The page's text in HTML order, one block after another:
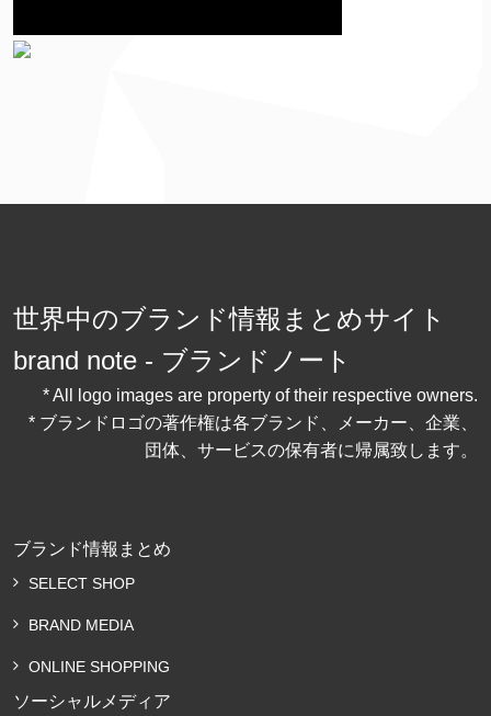
世界中のブランド情報まとめサイト
brand note - ブランドノート
* All logo images are property of their respective owners.
* ブランドロゴの著作権は各ブランド、メーカー、企業、
団体、サービスの保有者に帰属致します。
ブランド情報まとめ
SELECT SHOP
BRAND MEDIA
ONLINE SHOPPING
ソーシャルメディア